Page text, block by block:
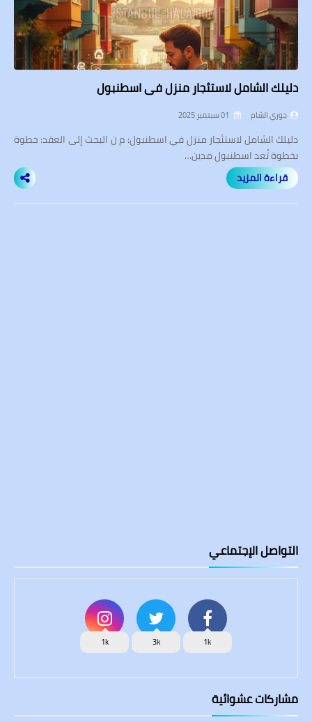
دليلك الشامل لاستئجار منزل في اسطنبول
جوري الشام
دليلك الشامل لاستئجار منزل في اسطنبول: م ن البحث إلى العقد: خطوة
بخطوة تُعد اسطنبول مدين…
قراءة المزيد
التواصل الإجتماعي
1k
3k
1k
مشاركات عشوائية